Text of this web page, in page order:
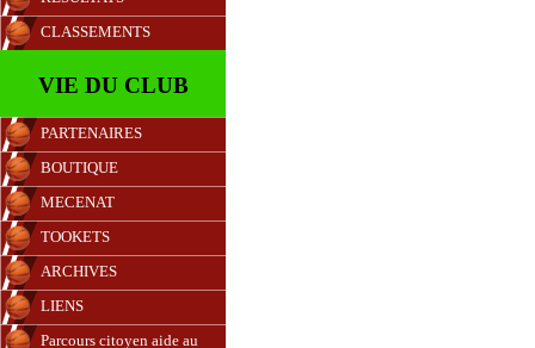
CLASSEMENTS
VIE DU CLUB
PARTENAIRES
BOUTIQUE
MECENAT
TOOKETS
ARCHIVES
LIENS
Parcours citoyen aide au